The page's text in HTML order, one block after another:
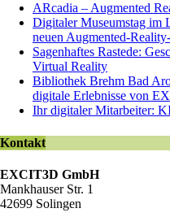
ARcadia – Augmented
Digitaler Museumstag im
neuen Augmented-
Sagenhaftes Rastede:
Virtual Reality
Bibliothek Brehm Bad
digitale Erlebnisse von
Ihr digitaler Mitarbeiter:
Kontakt
EXCIT3D GmbH
Mankhauser Str. 1
42699 Solingen